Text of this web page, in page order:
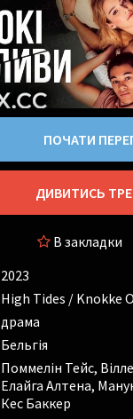
ПОЧАТИ
ДИВИТИСЬ
В закладки
2023
High Tides / Knokke
драма
Бельгія
Поммелін Тейс,
Елайга Алтена,
Кес Баккер